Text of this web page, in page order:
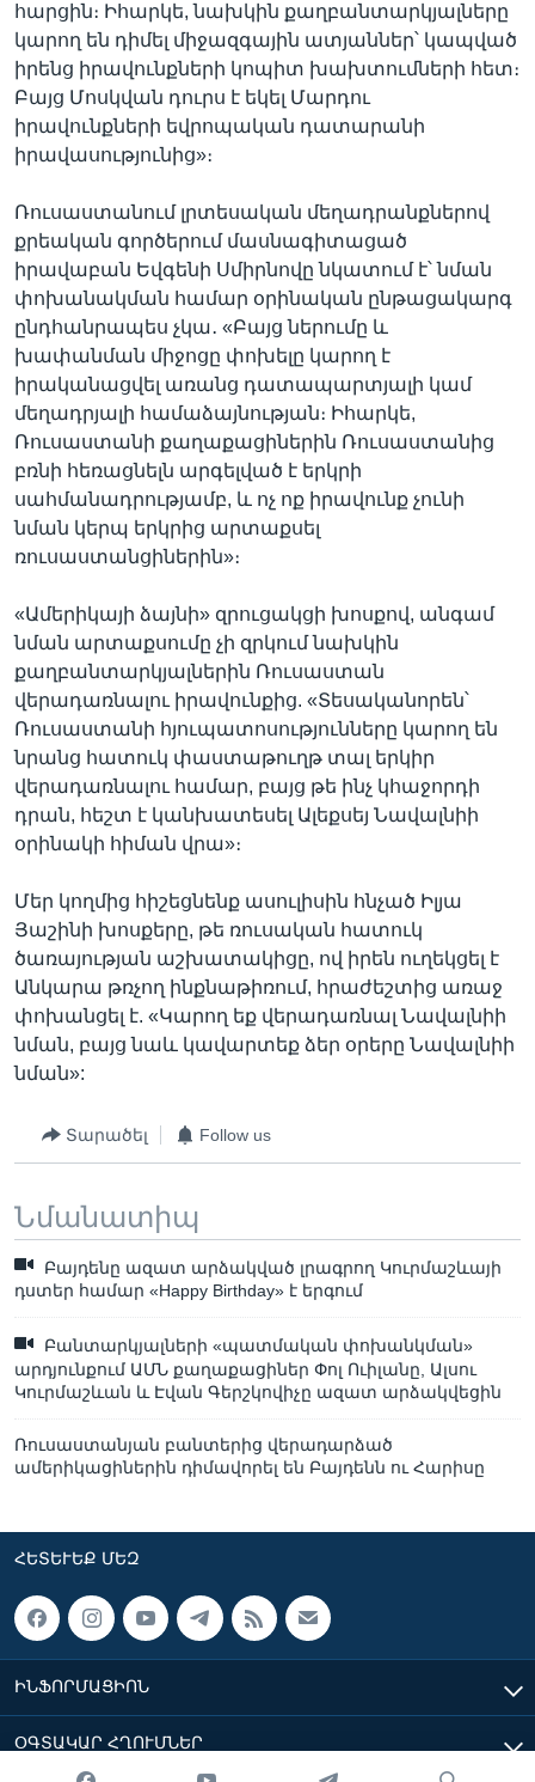
հարցին։ Իհարկե, նախկին քաղբանտարկյալները
կարող են դիմել միջազգային ատյաններ՝ կապված
իրենց իրավունքների կոպիտ խախտումների հետ։
Բայց Մոսկվան դուրս է եկել Մարդու
իրավունքների եվրոպական դատարանի
իրավասությունից»։
Ռուսաստանում լրտեսական մեղադրանքներով
քրեական գործերում մասնագիտացած
իրավաբան Եվգենի Սմիրնովը նկատում է՝ նման
փոխանակման համար օրինական ընթացակարգ
ընդհանրապես չկա․ «Բայց ներումը և
խափանման միջոցը փոխելը կարող է
իրականացվել առանց դատապարտյալի կամ
մեղադրյալի համաձայնության։ Իհարկե,
Ռուսաստանի քաղաքացիներին Ռուսաստանից
բռնի հեռացնելն արգելված է երկրի
սահմանադրությամբ, և ոչ ոք իրավունք չունի
նման կերպ երկրից արտաքսել
ռուսաստանցիներին»։
«Ամերիկայի ձայնի» զրուցակցի խոսքով, անգամ
նման արտաքսումը չի զրկում նախկին
քաղբանտարկյալներին Ռուսաստան
վերադառնալու իրավունքից. «Տեսականորեն՝
Ռուսաստանի հյուպատոսությունները կարող են
նրանց հատուկ փաստաթուղթ տալ երկիր
վերադառնալու համար, բայց թե ինչ կհաջորդի
դրան, հեշտ է կանխատեսել Ալեքսեյ Նավալնիի
օրինակի հիման վրա»։
Մեր կողմից հիշեցնենք ասուլիսին հնչած Իլյա
Յաշինի խոսքերը, թե ռուսական հատուկ
ծառայության աշխատակիցը, ով իրեն ուղեկցել է
Անկարա թռչող ինքնաթիռում, հրաժեշտից առաջ
փոխանցել է. «Կարող եք վերադառնալ Նավալնիի
նման, բայց նաև կավարտեք ձեր օրերը Նավալնիի
նման»:
Տարածել Follow us
Նմանատիպ
Բայդենը ազատ արձակված լրագրող Կուրմաշևայի
դստեր համար «Happy Birthday» է երգում
Բանտարկյալների «պատմական փոխանկման»
արդյունքում ԱՄՆ քաղաքացիներ Փոլ Ուիլանը, Ալսու
Կուրմաշևան և Էվան Գերշկովիչը ազատ արձակվեցին
Ռուսաստանյան բանտերից վերադարձած
ամերիկացիներին դիմավորել են Բայդենն ու Հարիսը
ՀԵՏԵՒԵՔ ՄԵԶ
ԻՆՖՈՐՄԱՑԻՈՆ
ՕԳՏԱԿԱՐ ՀՂՈՒՄՆԵՐ